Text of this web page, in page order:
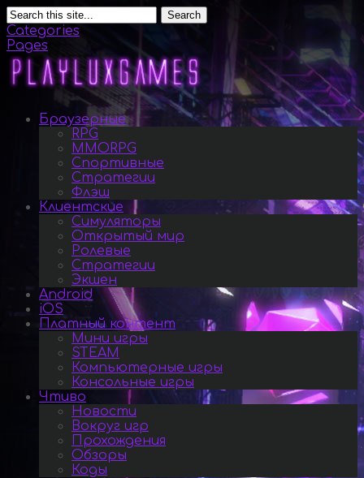
Search
Categories
Pages
Браузерные
RPG
MMORPG
Спортивные
Стратегии
Флэш
Клиентские
Симуляторы
Открытый мир
Ролевые
Стратегии
Экшен
Android
iOS
Платный контент
Мини игры
STEAM
Компьютерные игры
Консольные игры
Чтиво
Новости
Вокруг игр
Прохождения
Обзоры
Коды